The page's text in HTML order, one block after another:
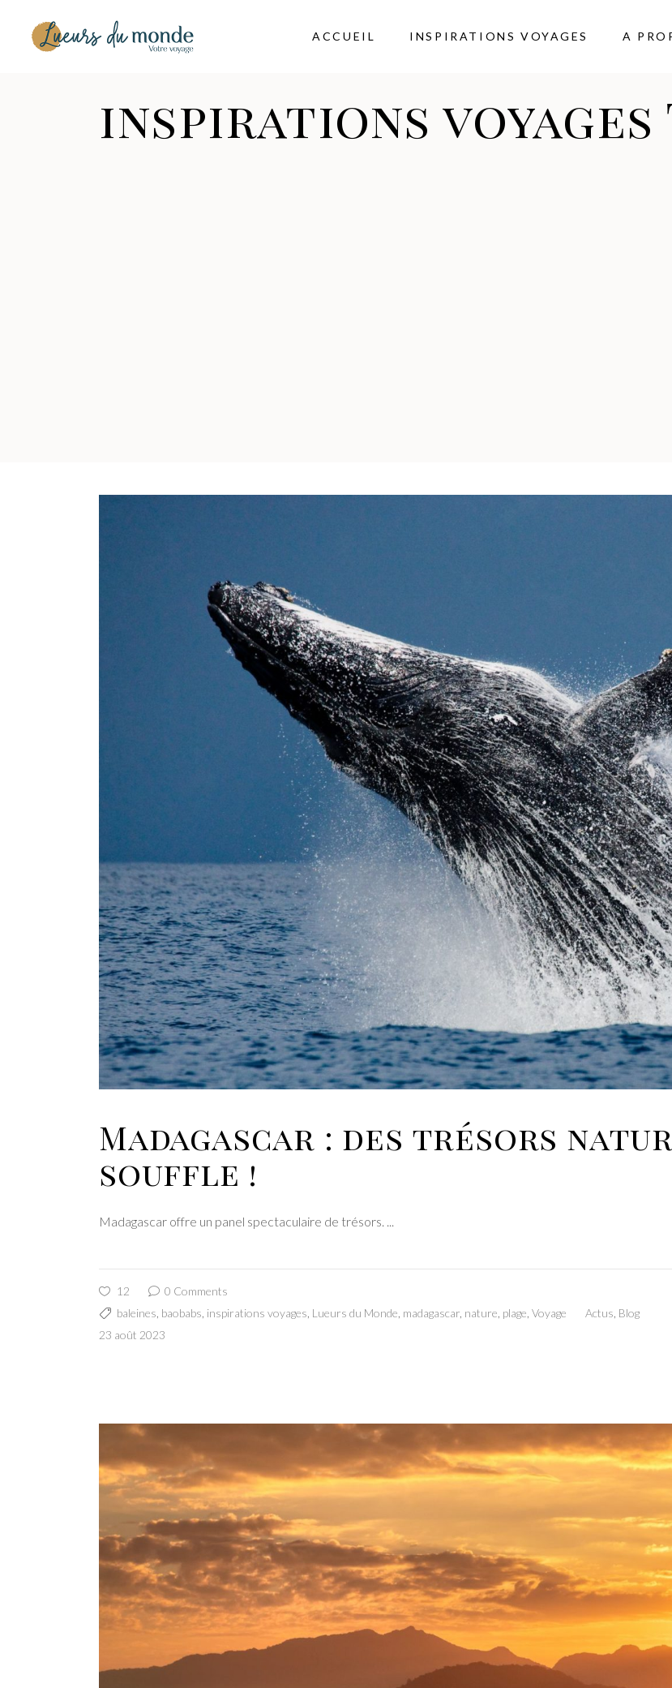
ACCUEIL INSPIRATIONS VOYAGES A
inspirations voyages
Madagascar : des trésors
souffle !
Madagascar offre un panel spectaculaire de trésors.
12
0 Comments
baleines baobabs inspirations voyages Lueurs du Monde madagascar nature plage Voyage Actus Blog
23 août 2023